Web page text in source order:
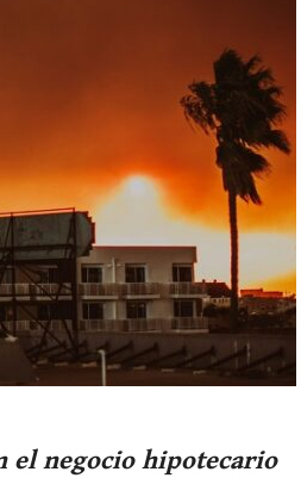
el negocio hipotecario